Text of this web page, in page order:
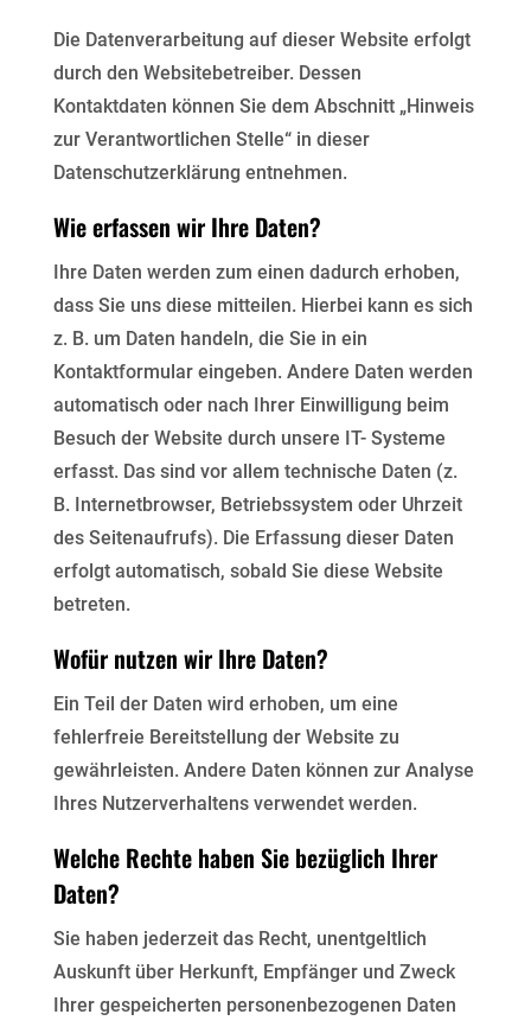
Die Datenverarbeitung auf dieser Website erfolgt
durch den Websitebetreiber. Dessen
Kontaktdaten können Sie dem Abschnitt „Hinweis
zur Verantwortlichen Stelle“ in dieser
Datenschutzerklärung entnehmen.
Wie erfassen wir Ihre Daten?
Ihre Daten werden zum einen dadurch erhoben,
dass Sie uns diese mitteilen. Hierbei kann es sich
z. B. um Daten handeln, die Sie in ein
Kontaktformular eingeben. Andere Daten werden
automatisch oder nach Ihrer Einwilligung beim
Besuch der Website durch unsere IT- Systeme
erfasst. Das sind vor allem technische Daten (z.
B. Internetbrowser, Betriebssystem oder Uhrzeit
des Seitenaufrufs). Die Erfassung dieser Daten
erfolgt automatisch, sobald Sie diese Website
betreten.
Wofür nutzen wir Ihre Daten?
Ein Teil der Daten wird erhoben, um eine
fehlerfreie Bereitstellung der Website zu
gewährleisten. Andere Daten können zur Analyse
Ihres Nutzerverhaltens verwendet werden.
Welche Rechte haben Sie bezüglich Ihrer
Daten?
Sie haben jederzeit das Recht, unentgeltlich
Auskunft über Herkunft, Empfänger und Zweck
Ihrer gespeicherten personenbezogenen Daten